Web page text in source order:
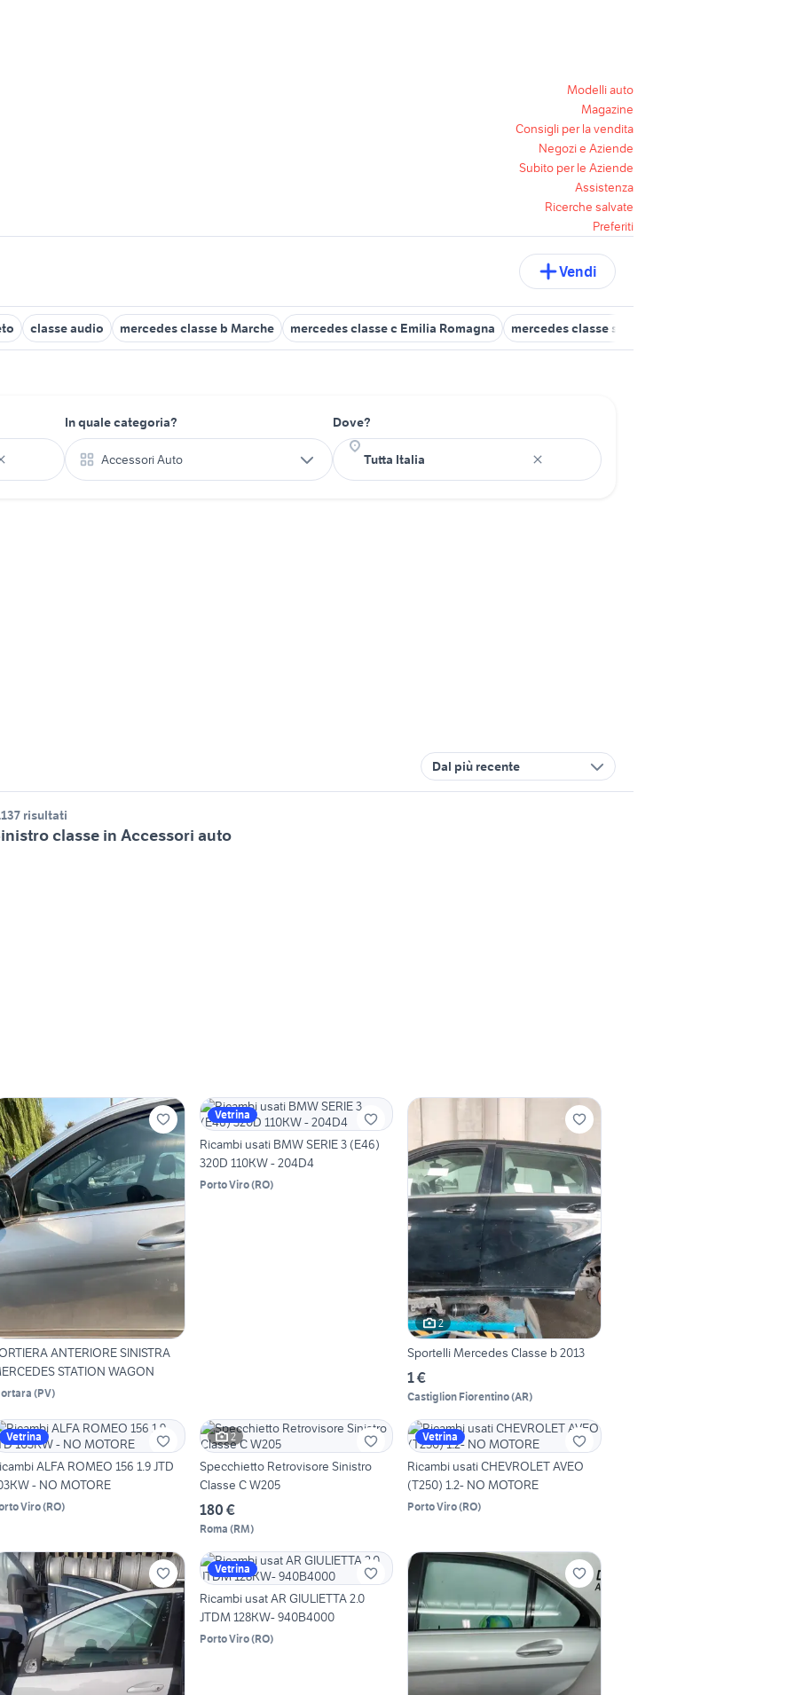
Modelli auto
Magazine
Consigli per la vendita
Negozi e Aziende
Subito per le Aziende
Assistenza
Ricerche salvate
Preferiti
Vendi
classe audio mercedes classe b Marche mercedes classe c Emilia Romagna mercedes classe slk
In quale categoria?
Accessori Auto
Dove?
Dal più recente
risultati
classe in Accessori auto
ANTERIORE SINISTRA
STATION WAGON
(PV)
Vetrina
Ricambi usati BMW SERIE 3 (E46)
320D 110KW - 204D4
Porto Viro(RO)
2
Sportelli Mercedes Classe b 2013
1 €
Castiglion Fiorentino(AR)
Vetrina
ALFA ROMEO 156 1.9 JTD
- NO MOTORE
Viro(RO)
2
Specchietto Retrovisore Sinistro
Classe C W205
180 €
Roma (RM)
Vetrina
Ricambi usati CHEVROLET AVEO
(T250) 1.2- NO MOTORE
Porto Viro(RO)
Vetrina
Ricambi usat AR GIULIETTA 2.0
JTDM 128KW- 940B4000
Porto Viro(RO)